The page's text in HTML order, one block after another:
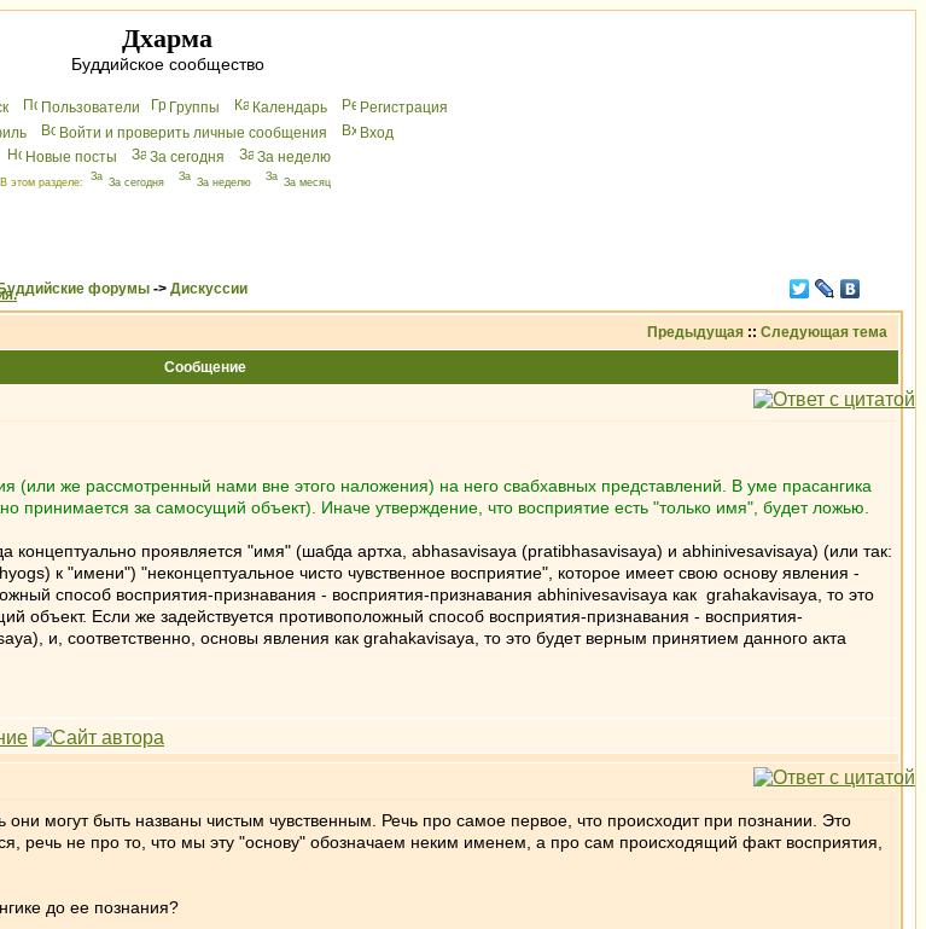
Дхарма
Буддийское сообщество
Пользователи Группы Календарь
Peгиcтрaция
Войти и проверить личные сообщения
Вхoд
Новые посты
За сегодня За неделю
В этом разделе: За сегодня За неделю За месяц
форумы -> Дискуссии
Предыдущая :: Следующая тема
Сообщение
(или же рассмотренный нами вне этого наложения) на него свабхавных представлений. В уме прасангика
принимается за самосущий объект). Иначе утверждение, что восприятие есть "только имя", будет ложью.
концептуально проявляется "имя" (шабда артха, abhasavisaya (pratibhasavisaya) и abhinivesavisaya) (или так:
к "имени") "неконцептуальное чисто чувственное восприятие", которое имеет свою основу явления -
способ восприятия-признавания - восприятия-признавания abhinivesavisaya как grahakavisaya, то это
объект. Если же задействуется противоположный способ восприятия-признавания - восприятия-
и, соответственно, основы явления как grahakavisaya, то это будет верным принятием данного акта
могут быть названы чистым чувственным. Речь про самое первое, что происходит при познании. Это
речь не про то, что мы эту "основу" обозначаем неким именем, а про сам происходящий факт восприятия,
до ее познания?